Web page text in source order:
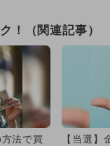
！（関連記事）
法で買
【当選】